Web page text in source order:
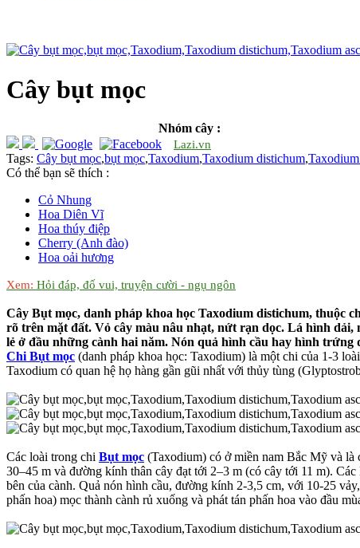
Cây bụt mọc
Nhóm cây :
Lazi.vn
Tags: Cây bụt mọc,bụt mọc,Taxodium,Taxodium distichum,Taxodium
Có thể bạn sẽ thích :
Cỏ Nhung
Hoa Diên Vĩ
Hoa thúy điệp
Cherry (Anh đào)
Hoa oải hương
Xem: Hỏi đáp, đố vui, truyện cười - ngụ ngôn
Cây Bụt mọc, danh pháp khoa học Taxodium distichum, thuộc
rõ trên mặt đất. Vỏ cây màu nâu nhạt, nứt rạn dọc. Lá hình dải,
lẻ ở đầu những cành hai năm. Nón quả hình cầu hay hình trứng
Chi Bụt mọc (danh pháp khoa học: Taxodium) là một chi của 1-3
Taxodium có quan hệ họ hàng gần gũi nhất với thủy tùng
Các loài trong chi Bụt mọc (Taxodium) có ở miền nam Bắc Mỹ và là
30–45 m và đường kính thân cây đạt tới 2–3 m (có cây tới 11 m).
bên của cành. Quả nón hình cầu, đường kính 2-3,5 cm, với 10-25
phấn hoa) mọc thành cành rủ xuống và phát tán phấn hoa vào đầu